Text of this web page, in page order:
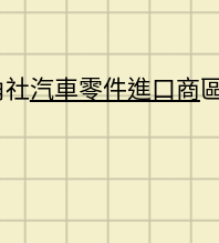
汽車零件進口商